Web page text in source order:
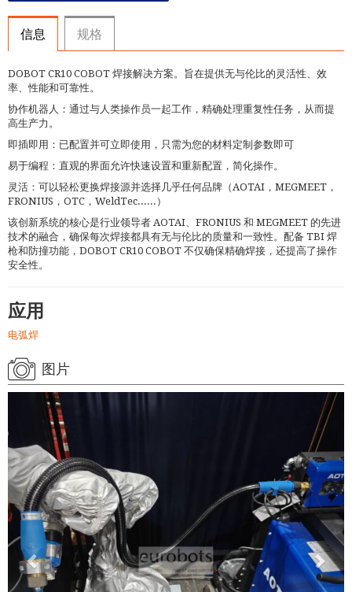
信息 规格
DOBOT CR10 COBOT 焊接解决方案。旨在提供无与伦比的灵活性、效
率、性能和可靠性。
协作机器人：通过与人类操作员一起工作，精确处理重复性任务，从而提
高生产力。
即插即用：已配置并可立即使用，只需为您的材料定制参数即可
易于编程：直观的界面允许快速设置和重新配置，简化操作。
灵活：可以轻松更换焊接源并选择几乎任何品牌（AOTAI，MEGMEET，
FRONIUS，OTC，WeldTec......）
该创新系统的核心是行业领导者 AOTAI、FRONIUS 和 MEGMEET 的先进
技术的融合，确保每次焊接都具有无与伦比的质量和一致性。配备 TBI 焊
枪和防撞功能，DOBOT CR10 COBOT 不仅确保精确焊接，还提高了操作
安全性。
应用
电弧焊
图片